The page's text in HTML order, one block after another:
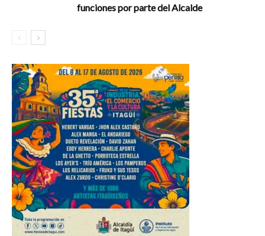
funciones por parte del Alcalde